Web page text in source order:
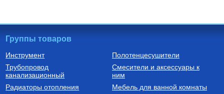
Группы товаров
Инструмент
Трубопровод
канализационный
Радиаторы отопления
Полотенцесушители
Смесители и аксессуары к
ним
Мебель для ванной комнаты